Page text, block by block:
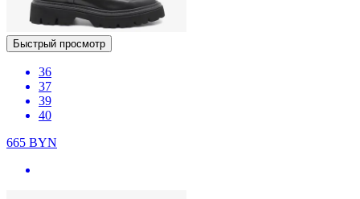
Быстрый просмотр
36
37
39
40
665 BYN